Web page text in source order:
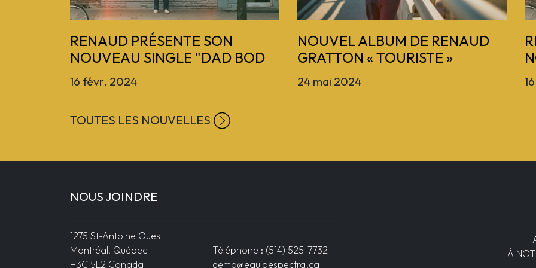
RENAUD PRÉSENTE SON
NOUVEAU SINGLE "DAD BOD
16 févr. 2024
NOUVEL ALBUM DE RENAUD
GRATTON « TOURISTE »
24 mai 2024
Previous
TOUTES LES NOUVELLES
NOUS JOINDRE
1275 St-Antoine Ouest
Montréal, Québec
H3C 5L2 Canada
Téléphone : (514) 525-7732
demo@equipespectra.ca
À